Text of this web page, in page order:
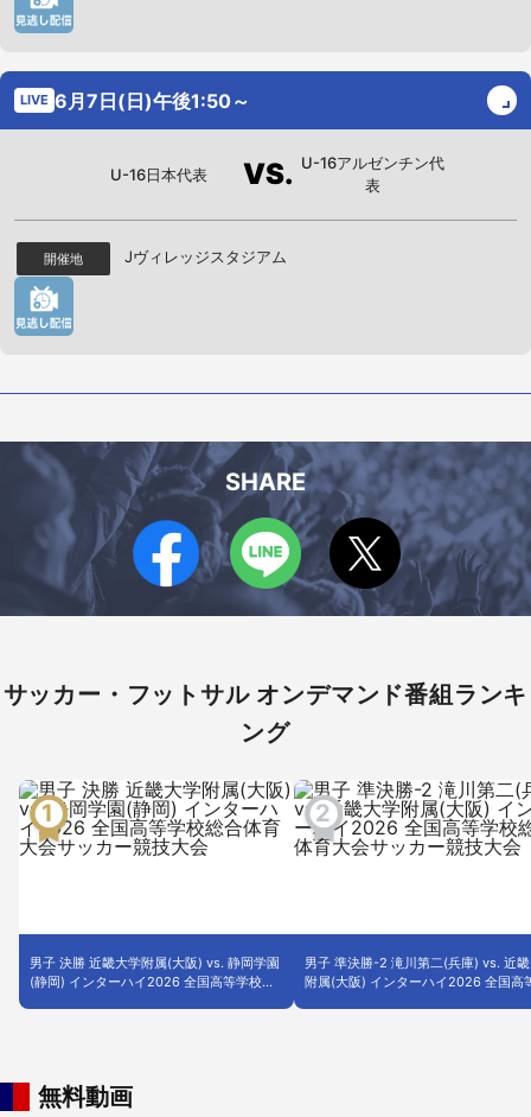
LIVE 6月7日(日)午後1:50～
U-16日本代表 VS. U-16アルゼンチン代
表
開催地 Jヴィレッジスタジアム
SHARE
サッカー・フットサル オンデマンド番組ランキ
ング
男子 決勝 近畿大学附属(大阪) vs. 静岡学園
(静岡) インターハイ2026 全国高等学校総
男子 準決勝-2 滝川第二(兵庫) vs. 近
附属(大阪) インターハイ2026 全国高
無料動画